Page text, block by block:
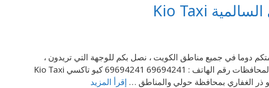
خدمتكم دوما في جميع مناطق الكويت ، نصل بكم للوجهة التي تريدون ،
سيارتنا حديثة وسائقينا محترفين ولهم دلالة بكل المناطق والمحافظات رقم الهاتف : 69694241 69694241 كيو تاكسي Kio Taxi
إقرأ المزيد